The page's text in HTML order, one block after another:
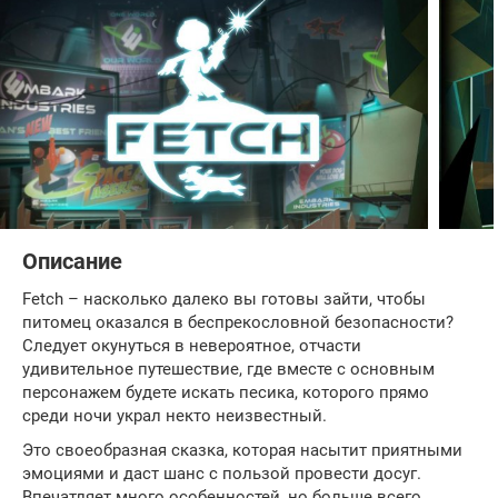
Описание
Fetch – насколько далеко вы готовы зайти, чтобы
питомец оказался в беспрекословной безопасности?
Следует окунуться в невероятное, отчасти
удивительное путешествие, где вместе с основным
персонажем будете искать песика, которого прямо
среди ночи украл некто неизвестный.
Это своеобразная сказка, которая насытит приятными
эмоциями и даст шанс с пользой провести досуг.